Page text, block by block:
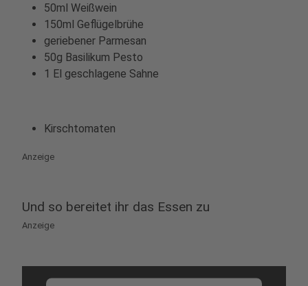
50ml Weißwein
150ml Geflügelbrühe
geriebener Parmesan
50g Basilikum Pesto
1 El geschlagene Sahne
Kirschtomaten
Anzeige
Und so bereitet ihr das Essen zu
Anzeige